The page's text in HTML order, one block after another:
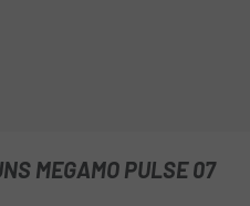
MEGAMO PULSE 07